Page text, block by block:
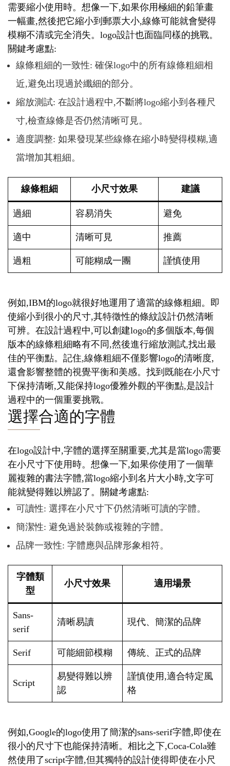
需要縮小使用時。想像一下,如果你用極細的鉛筆畫
一幅畫,然後把它縮小到郵票大小,線條可能就會變得
模糊不清或完全消失。logo設計也面臨同樣的挑戰。
關鍵考慮點:
線條粗細的一致性: 確保logo中的所有線條粗細相
近,避免出現過於纖細的部分。
縮放測試: 在設計過程中,不斷將logo縮小到各種尺
寸,檢查線條是否仍然清晰可見。
適度調整: 如果發現某些線條在縮小時變得模糊,適
當增加其粗細。
線條粗細 小尺寸效果 建議
過細 容易消失 避免
適中 清晰可見 推薦
過粗 可能糊成一團 謹慎使用
例如,IBM的logo就很好地運用了適當的線條粗細。即
使縮小到很小的尺寸,其特徵性的條紋設計仍然清晰
可辨。在設計過程中,可以創建logo的多個版本,每個
版本的線條粗細略有不同,然後進行縮放測試,找出最
佳的平衡點。記住,線條粗細不僅影響logo的清晰度,
還會影響整體的視覺平衡和美感。找到既能在小尺寸
下保持清晰,又能保持logo優雅外觀的平衡點,是設計
過程中的一個重要挑戰。
選擇合適的字體
在logo設計中,字體的選擇至關重要,尤其是當logo需要
在小尺寸下使用時。想像一下,如果你使用了一個華
麗複雜的書法字體,當logo縮小到名片大小時,文字可
能就變得難以辨認了。關鍵考慮點:
可讀性: 選擇在小尺寸下仍然清晰可讀的字體。
簡潔性: 避免過於裝飾或複雜的字體。
品牌一致性: 字體應與品牌形象相符。
字體類
型
小尺寸效果 適用場景
Sans-
serif
清晰易讀 現代、簡潔的品牌
Serif 可能細節模糊 傳統、正式的品牌
Script
易變得難以辨
認
謹慎使用,適合特定風
格
例如,Google的logo使用了簡潔的sans-serif字體,即使在
很小的尺寸下也能保持清晰。相比之下,Coca-Cola雖
然使用了script字體,但其獨特的設計使得即使在小尺